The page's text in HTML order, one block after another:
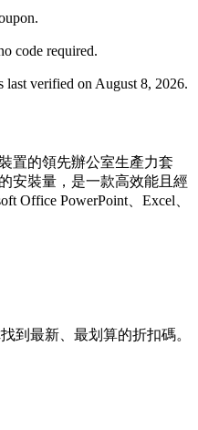
code required.
last verified on August 8, 2026.
置的領先辦公室生產力套
安裝量，是一款高效能且經
Office PowerPoint、Excel、
到最新、最划算的折扣碼。